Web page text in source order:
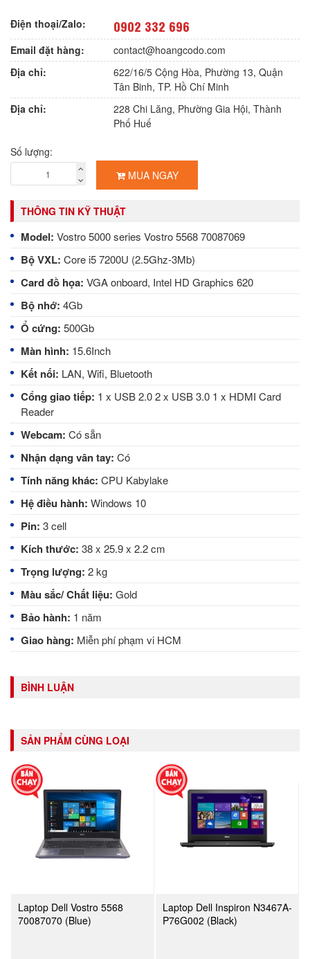
Điện thoại/Zalo: 0902 332 696
Email đặt hàng:
contact@hoangcodo.com
Địa chỉ:
622/16/5 Cộng Hòa, Phường 13, Quận
Tân Binh, TP. Hồ Chí Minh
Địa chỉ:
228 Chi Lăng, Phường Gia Hội, Thành
Phố Huế
Số lượng:
MUA NGAY
THÔNG TIN KỸ THUẬT
Model: Vostro 5000 series Vostro 5568 70087069
Bộ VXL: Core i5 7200U (2.5Ghz-3Mb)
Card đồ họa: VGA onboard, Intel HD Graphics 620
Bộ nhớ: 4Gb
Ổ cứng: 500Gb
Màn hình: 15.6Inch
Kết nối: LAN, Wifi, Bluetooth
Cổng giao tiếp: 1 x USB 2.0 2 x USB 3.0 1 x HDMI Card
Reader
Webcam: Có sẵn
Nhận dạng vân tay: Có
Tính năng khác: CPU Kabylake
Hệ điều hành: Windows 10
Pin: 3 cell
Kích thước: 38 x 25.9 x 2.2 cm
Trọng lượng: 2 kg
Màu sắc/ Chất liệu: Gold
Bảo hành: 1 năm
Giao hàng: Miễn phí phạm vi HCM
BÌNH LUẬN
SẢN PHẨM CÙNG LOẠI
Laptop Dell Vostro 5568
70087070 (Blue)
Laptop Dell Inspiron N3467A-
P76G002 (Black)